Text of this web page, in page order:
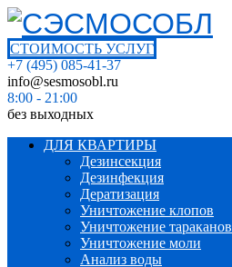
СТОИМОСТЬ УСЛУГ
+7 (495) 085-41-37
info@sesmosobl.ru
8:00 - 21:00
без выходных
ДЛЯ КВАРТИРЫ
Дезинсекция
Дезинфекция
Дератизация
Уничтожение клопов
Уничтожение тараканов
Уничтожение моли
Анализ воды